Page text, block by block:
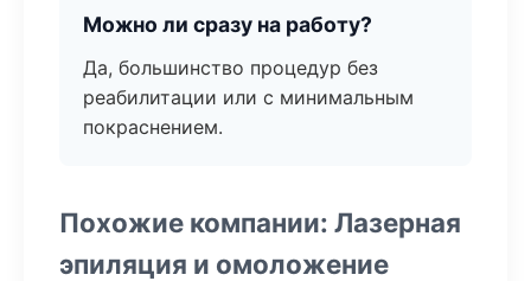
Можно ли сразу на работу?
Да, большинство процедур без
реабилитации или с минимальным
покраснением.
Похожие компании: Лазерная
эпиляция и омоложение